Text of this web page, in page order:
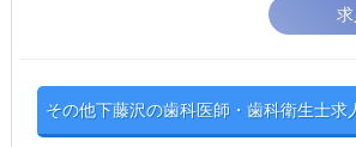
その他下藤沢の歯科医師・歯科衛生士